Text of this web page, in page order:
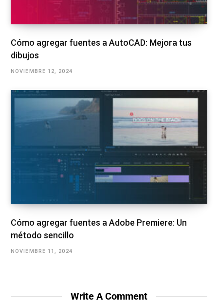
Cómo agregar fuentes a AutoCAD: Mejora tus
dibujos
NOVIEMBRE 12, 2024
Cómo agregar fuentes a Adobe Premiere: Un
método sencillo
NOVIEMBRE 11, 2024
Write A Comment